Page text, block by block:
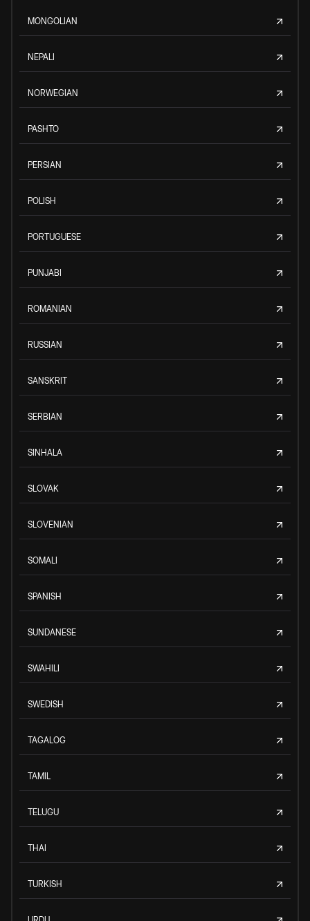
MONGOLIAN
NEPALI
NORWEGIAN
PASHTO
PERSIAN
POLISH
PORTUGUESE
PUNJABI
ROMANIAN
RUSSIAN
SANSKRIT
SERBIAN
SINHALA
SLOVAK
SLOVENIAN
SOMALI
SPANISH
SUNDANESE
SWAHILI
SWEDISH
TAGALOG
TAMIL
TELUGU
THAI
TURKISH